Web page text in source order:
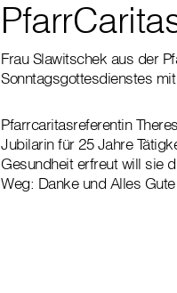
Frau Slawitschek aus der
Sonntagsgottesdienstes
Pfarrcaritasreferentin
Jubilarin für 25 Jahre
Gesundheit erfreut will sie
Weg: Danke und Alles